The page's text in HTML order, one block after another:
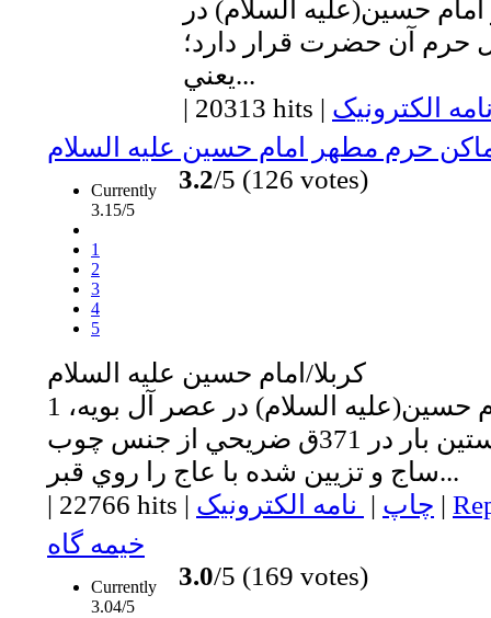
امام حسين(عليه السلام) در
آن حضرت قرار دارد؛
يعني...
| 20313 hits | الکترونیک
حرم مطهر امام حسين عليه السلام
Currently
3.15/5
1
2
3
4
5
3.2/5 (126 votes)
كربلا/امام حسين عليه السلام
1 ـ صندوق و ضريح امام حسين(عليه السلام) در عصر آل بويه،
عضد الدوله براي نخستين بار در 371ق ضريحي از جنس چوب
ساج و تزيين شده با عاج را روي قبر...
| 22766 hits | چاپ | نامه الکترونیک |
خيمه گاه
Currently
3.04/5
3.0/5 (169 votes)